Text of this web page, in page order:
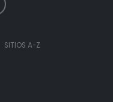
SITIOS A-Z